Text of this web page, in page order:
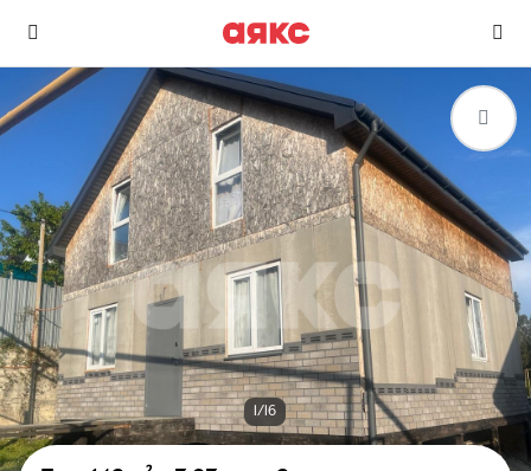
г. Геленджик
Избранное
0 объявлений
Сравнение
0 объявлений
Недвижимость Услуги
1/16